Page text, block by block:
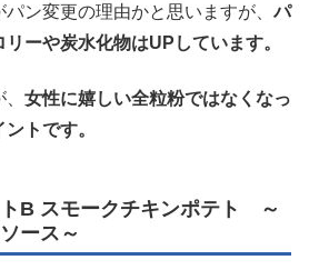
ン変更の理由かと思いますが、パ
ーや炭水化物はUPしています。
女性に嬉しい全粒粉ではなくなっ
トです。
B スモークチキンポテト ～
ース～